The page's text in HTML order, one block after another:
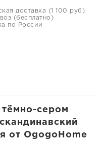
доставка (1 100 руб)
(бесплатно)
по России
сером
от OgogoHome